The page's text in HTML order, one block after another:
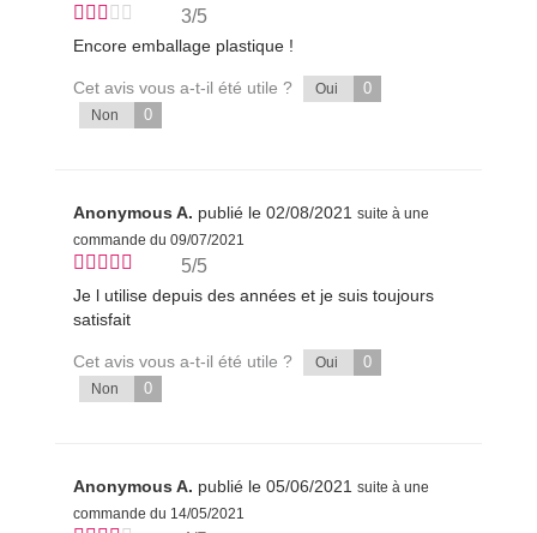
3/5
Encore emballage plastique !
Cet avis vous a-t-il été utile ? Oui 0
Non 0
Anonymous A. publié le 02/08/2021 suite à une
commande du 09/07/2021
5/5
Je l utilise depuis des années et je suis toujours
satisfait
Cet avis vous a-t-il été utile ? Oui 0
Non 0
Anonymous A. publié le 05/06/2021 suite à une
commande du 14/05/2021